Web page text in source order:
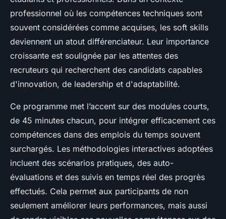
professionnel où les compétences techniques sont
souvent considérées comme acquises, les soft skills
deviennent un atout différenciateur. Leur importance
croissante est soulignée par les attentes des
recruteurs qui recherchent des candidats capables
d'innovation, de leadership et d'adaptabilité.
Ce programme met l’accent sur des modules courts,
de 45 minutes chacun, pour intégrer efficacement ces
compétences dans des emplois du temps souvent
surchargés. Les méthodologies interactives adoptées
incluent des scénarios pratiques, des auto-
évaluations et des suivis en temps réel des progrès
effectués. Cela permet aux participants de non
seulement améliorer leurs performances, mais aussi